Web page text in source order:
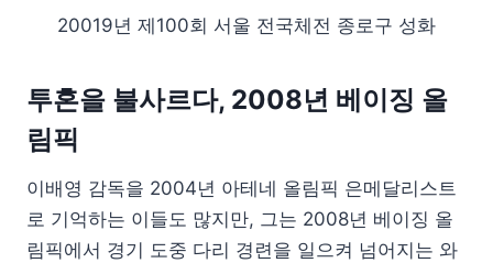
20019년 제100회 서울 전국체전 종로구 성화
투혼을 불사르다, 2008년 베이징 올
림픽
이배영 감독을 2004년 아테네 올림픽 은메달리스트
로 기억하는 이들도 많지만, 그는 2008년 베이징 올
림픽에서 경기 도중 다리 경련을 일으켜 넘어지는 와